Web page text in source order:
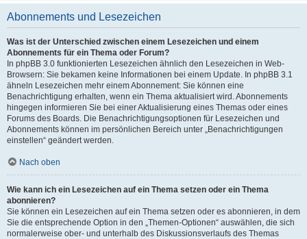
Abonnements und Lesezeichen
Was ist der Unterschied zwischen einem Lesezeichen und einem
Abonnements für ein Thema oder Forum?
In phpBB 3.0 funktionierten Lesezeichen ähnlich den Lesezeichen in Web-
Browsern: Sie bekamen keine Informationen bei einem Update. In phpBB 3.1
ähneln Lesezeichen mehr einem Abonnement: Sie können eine
Benachrichtigung erhalten, wenn ein Thema aktualisiert wird. Abonnements
hingegen informieren Sie bei einer Aktualisierung eines Themas oder eines
Forums des Boards. Die Benachrichtigungsoptionen für Lesezeichen und
Abonnements können im persönlichen Bereich unter „Benachrichtigungen
einstellen“ geändert werden.
Nach oben
Wie kann ich ein Lesezeichen auf ein Thema setzen oder ein Thema
abonnieren?
Sie können ein Lesezeichen auf ein Thema setzen oder es abonnieren, in dem
Sie die entsprechende Option in den „Themen-Optionen“ auswählen, die sich
normalerweise ober- und unterhalb des Diskussionsverlaufs des Themas